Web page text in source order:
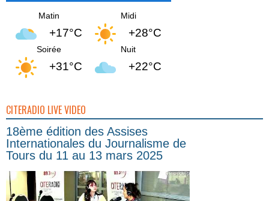
Matin
+17°C
Midi
+28°C
Soirée
+31°C
Nuit
+22°C
CITERADIO LIVE VIDEO
18ème édition des Assises
Internationales du Journalisme de
Tours du 11 au 13 mars 2025